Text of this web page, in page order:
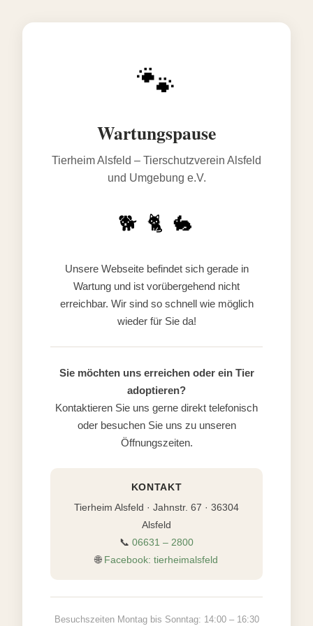
🐾
Wartungspause
Tierheim Alsfeld – Tierschutzverein Alsfeld
und Umgebung e.V.
🐕 🐈 🐇
Unsere Webseite befindet sich gerade in
Wartung und ist vorübergehend nicht
erreichbar. Wir sind so schnell wie möglich
wieder für Sie da!
Sie möchten uns erreichen oder ein Tier
adoptieren?
Kontaktieren Sie uns gerne direkt telefonisch
oder besuchen Sie uns zu unseren
Öffnungszeiten.
KONTAKT
Tierheim Alsfeld · Jahnstr. 67 · 36304
Alsfeld
📞 06631 – 2800
🌐 Facebook: tierheimalsfeld
Besuchszeiten Montag bis Sonntag: 14:00 – 16:30